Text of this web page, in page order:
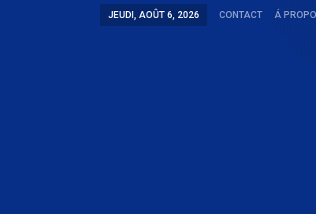
JEUDI, AOÛT 6, 2026 CONTACT Á